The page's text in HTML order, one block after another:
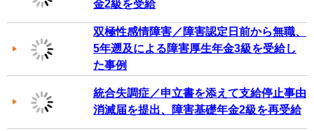
金2級を受給
双極性感情障害／障害認定日前から無職、
5年遡及による障害厚生年金3級を受給し
た事例
統合失調症／申立書を添えて支給停止事由
消滅届を提出、障害基礎年金2級を再受給